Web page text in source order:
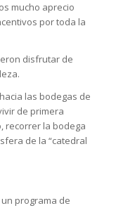
mucho aprecio
por toda la
disfrutar de
las bodegas de
de primera
recorrer la bodega
de la “catedral
programa de